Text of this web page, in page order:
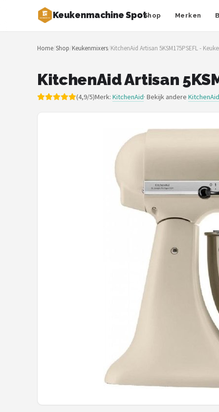
Keukenmachine SpotShop Merken
Zoeken
NAVIGATIE
Merken
Home/Shop/Keukenmixers/KitchenAid Artisan 5KSM175PSEFL -
KitchenAid Artisan
(4,9/5)Merk: KitchenAid· Bekijk andere